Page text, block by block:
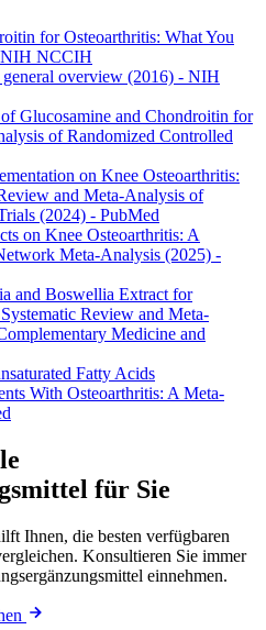
for Osteoarthritis: What You
NIH NCCIH
overview (2016) - NIH
Glucosamine and Chondroitin for
of Randomized Controlled
on Knee Osteoarthritis:
and Meta-Analysis of
(2024) - PubMed
on Knee Osteoarthritis: A
Meta-Analysis (2025) -
and Boswellia Extract for
Review and Meta-
Medicine and
Fatty Acids
With Osteoarthritis: A Meta-
für Sie
Ihnen, die besten verfügbaren
Konsultieren Sie immer
einnehmen.